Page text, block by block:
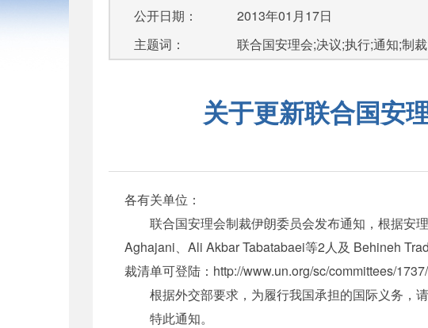
公开日期：
2013年01月17日
主题词：
联合国安理会;决议;执行;通知;制
关于更新联合国安
各有关单位：
联合国安理会制裁伊朗委员会发布通知，根据安
Aghajani、Ali Akbar Tabatabaei等2人及 Behineh
裁清单可登陆：http://www.un.org/sc/committees/
根据外交部要求，为履行我国承担的国际义务，请
特此通知。